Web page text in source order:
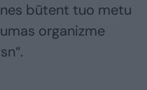
būtent tuo metu
organizme